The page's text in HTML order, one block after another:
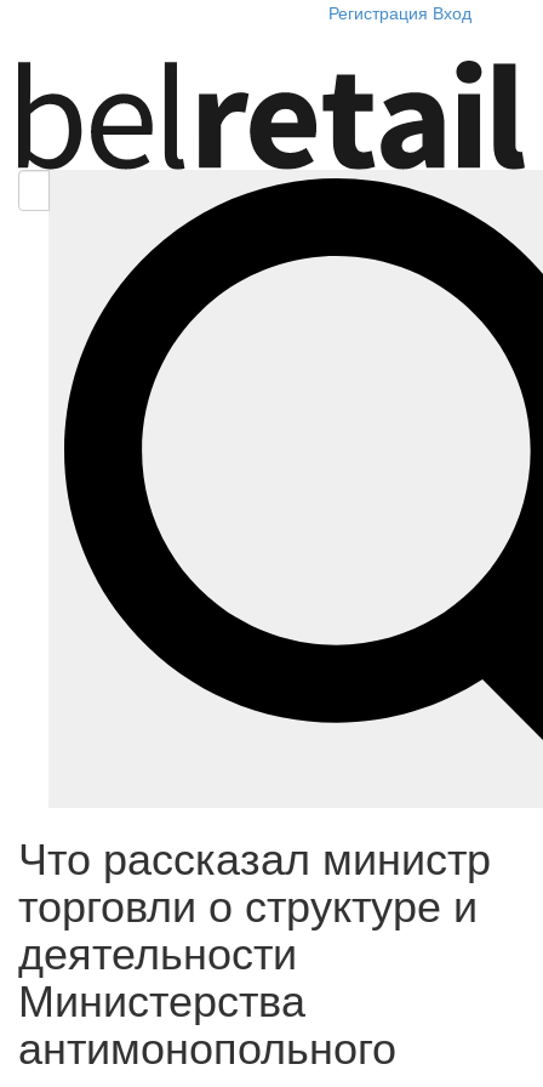
Регистрация Вход
Что рассказал министр
торговли о структуре и
деятельности
Министерства
антимонопольного